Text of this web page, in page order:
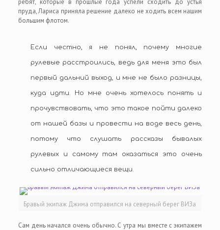
ребят, которые в прошлые года успели сходить до устья
пруда, Лариса приняла решение далеко не ходить всем нашим
большим флотом.
Если честно, я не понял, почему многие
рулевые расстроились, ведь для меня это был
первый дальний выход, и мне не было разницы,
куда идти. Но мне очень хотелось понять и
прочувствовать, что это такое пойти далеко
от нашей базы и провести на воде весь день,
потому что слушать рассказы бывалых
рулевых и самому там оказаться это очень
сильно отличающиеся вещи.
Бравый экипаж Джима отправился на северный берег ВИЗа
Сам день начался очень обычно. С утра мы вместе с экипажем